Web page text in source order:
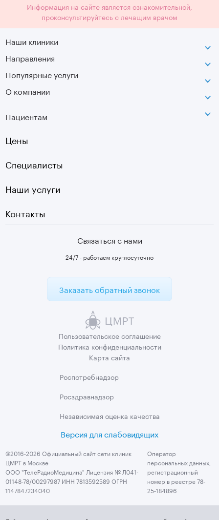
Информация на сайте является ознакомительной,
проконсультируйтесь с лечащим врачом
Наши клиники
ВДНХ
г. Москва, ул. Стромынка, д. 11
Направления
Неврология
Ортопедия-травматология
Популярные услуги
МРТ
УЗИ
Плазмотерапия суставов
О компании
Инфо
Пациентам
Первичный прием
Цены
Специалисты
Наши услуги
Контакты
Связаться с нами
24/7 - работаем круглосуточно
Заказать обратный звонок
Пользовательскоесоглашение
Политика конфиденциальности
Карта сайта
Роспотребнадзор
Росздравнадзор
Независимая оценка качества
Версия для слабовидящих
©2016-2026 Официальный сайт сети клиник
ЦМРТ в Москве
ООО "ТелеРадиоМедицина" Лицензия № Л041-
01148-78/00297987 ИНН 7813592589 ОГРН
1147847234040
Оператор
персональных данных,
регистрационный
номер в реестре 78-
25-184896